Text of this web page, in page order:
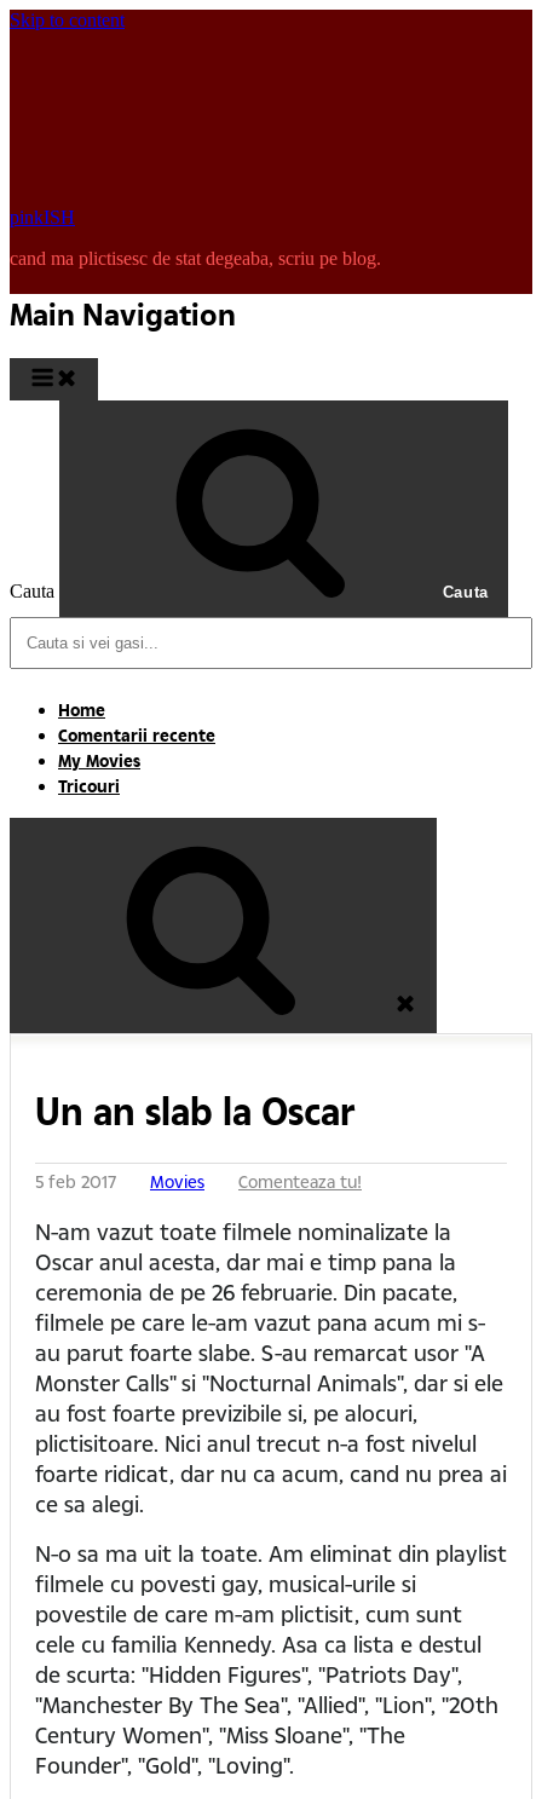
Skip to content
pinkISH
cand ma plictisesc de stat degeaba, scriu pe blog.
Main Navigation
Cauta Cauta
Home
Comentarii recente
My Movies
Tricouri
Un an slab la Oscar
5 feb 2017 Movies Comenteaza tu!
N-am vazut toate filmele nominalizate la
Oscar anul acesta, dar mai e timp pana la
ceremonia de pe 26 februarie. Din pacate,
filmele pe care le-am vazut pana acum mi s-
au parut foarte slabe. S-au remarcat usor "A
Monster Calls" si "Nocturnal Animals", dar si ele
au fost foarte previzibile si, pe alocuri,
plictisitoare. Nici anul trecut n-a fost nivelul
foarte ridicat, dar nu ca acum, cand nu prea ai
ce sa alegi.
N-o sa ma uit la toate. Am eliminat din playlist
filmele cu povesti gay, musical-urile si
povestile de care m-am plictisit, cum sunt
cele cu familia Kennedy. Asa ca lista e destul
de scurta: "Hidden Figures", "Patriots Day",
"Manchester By The Sea", "Allied", "Lion", "20th
Century Women", "Miss Sloane", "The
Founder", "Gold", "Loving".